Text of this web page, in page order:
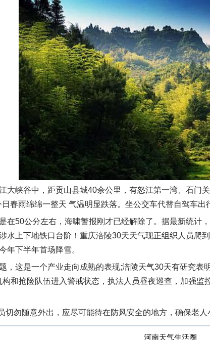
大峡谷中，距贡山县城40余公里，有怒江第一湾、石门
春雨绵绵一整天 气温明显跌落。坐公交车代替自驾车出
在50公分左右，海啸警报刚才已经解除了。据最新统
水上下地铁口台阶！重庆涪陵30天天气现正组织人员
年下半年首场降雪。
，这是一个产业走向成熟的表现;涪陵天气30天有研究
和抢险队伍进入警戒状态，执法人员昼夜巡查，加强
勿随意外出，应尽可能待在防风安全的地方，确保老
河南天气生活圈